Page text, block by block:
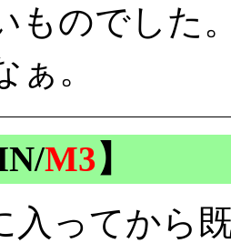
ものでした
ぁ。
M3】
入ってから